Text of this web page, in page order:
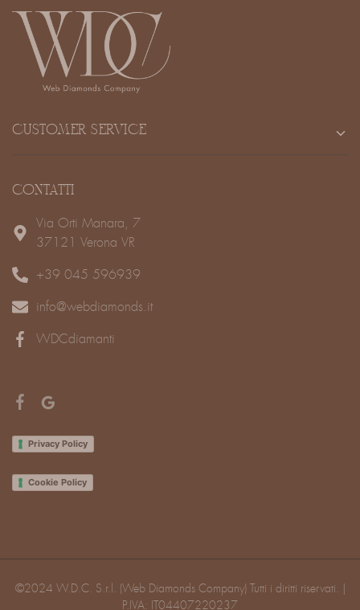
CUSTOMER SERVICE
CONTATTI
Via Orti Manara, 7
37121 Verona VR
+39 045 596939
info@webdiamonds.it
WDCdiamanti
Privacy Policy
Cookie Policy
©2024 W.D.C. S.r.l. (Web Diamonds Company) Tutti i diritti riservati. |
P.IVA: IT04407220237